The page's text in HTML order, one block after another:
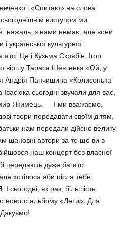
і «Спитаю» на слова
виступом ми
нажаль, з нами немає, але вони
української культурної
Це і Кузьма Скрябін, Ігор
віршу Тараса Шевченка «Ой, у
Андрія Панчишина «Колисонька
сьогодні звучали для вас,
Якимець. — І ми вважаємо,
твори передавати своїм дітям,
нам передали дійсно велику
шановні автори за те що ви в
наш концерт без власної
передають дуже багато
хотілося аби після тебе
сьогодні, як раз, більшість
нового альбому «Лети». Для